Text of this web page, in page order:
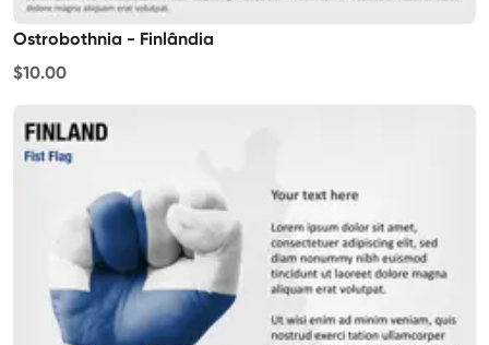
Ostrobothnia - Finlândia
$10.00